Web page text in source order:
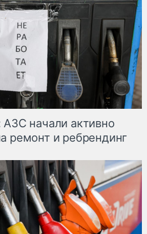
АЗС начали активно
ремонт и ребрендинг